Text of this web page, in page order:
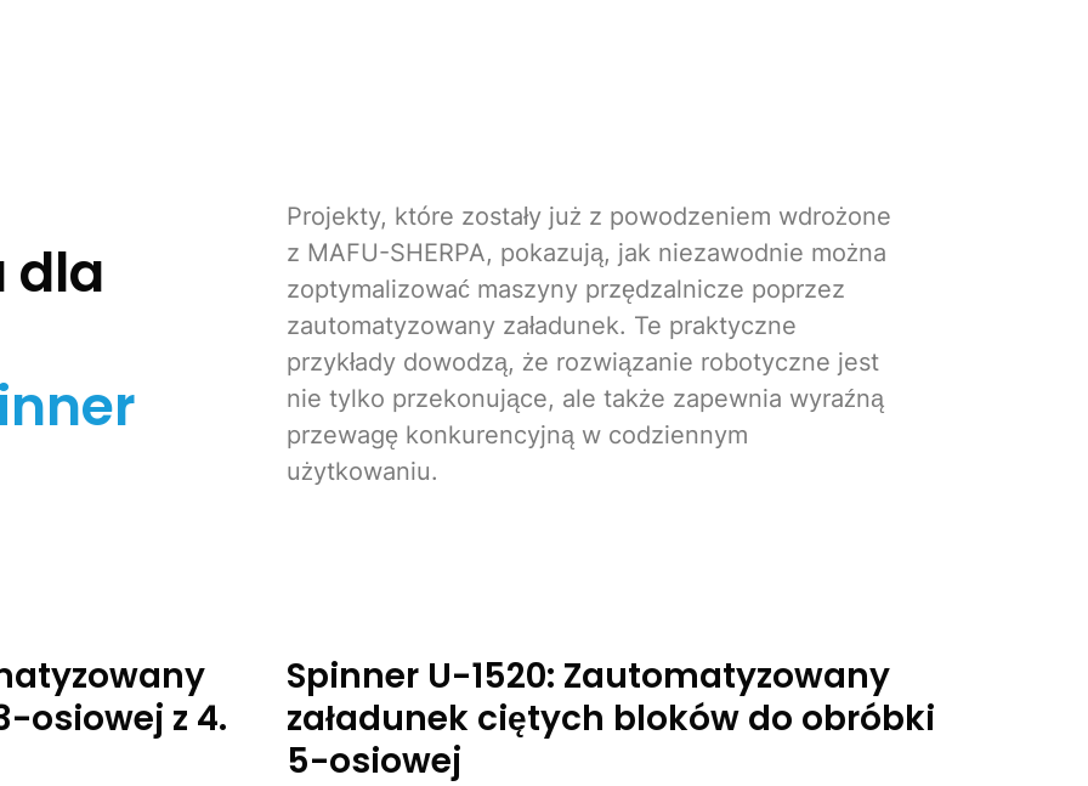
dla
Projekty, które zostały już z powodzeniem wdrożone
z MAFU-SHERPA, pokazują, jak niezawodnie można
zoptymalizować maszyny przędzalnicze poprzez
zautomatyzowany załadunek. Te praktyczne
przykłady dowodzą, że rozwiązanie robotyczne jest
nie tylko przekonujące, ale także zapewnia wyraźną
przewagę konkurencyjną w codziennym
użytkowaniu.
osiowej z 4.
Spinner U-1520: Zautomatyzowany
załadunek ciętych bloków do obróbki
5-osiowej